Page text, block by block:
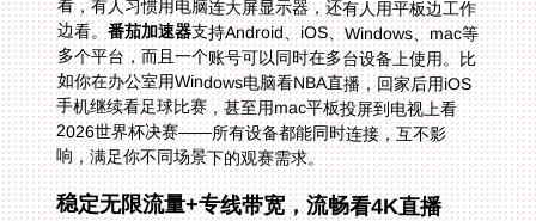
边看。番茄加速器支持Android、iOS、Windows、mac等
多个平台，而且一个账号可以同时在多台设备上使用。比
如你在办公室用Windows电脑看NBA直播，回家后用iOS
手机继续看足球比赛，甚至用mac平板投屏到电视上看
2026世界杯决赛——所有设备都能同时连接，互不影
响，满足你不同场景下的观赛需求。
稳定无限流量+专线带宽，流畅看4K直播